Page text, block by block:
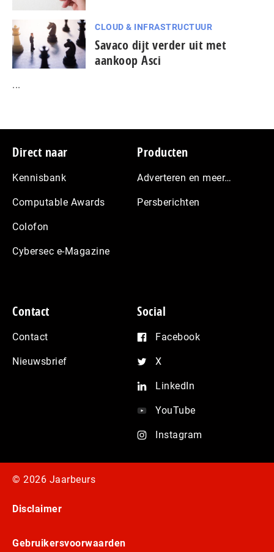
CLOUD & INFRASTRUCTUUR
Savaco dijt verder uit met
aankoop Asci
...
Footer
Direct naar
Kennisbank
Computable Awards
Colofon
Cybersec e-Magazine
Producten
Adverteren en meer…
Persberichten
Contact
Contact
Nieuwsbrief
Social
Facebook
X
LinkedIn
YouTube
Instagram
© 2026 Jaarbeurs
Disclaimer
Gebruikersvoorwaarden